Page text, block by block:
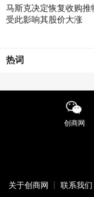
马斯克决定恢复收购推
受此影响其股价大涨
热词
创商网
关于创商网 ┊ 联系我们